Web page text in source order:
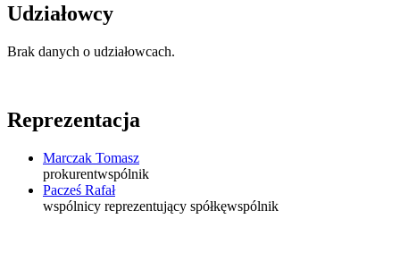
Udziałowcy
Brak danych o udziałowcach.
Reprezentacja
Marczak Tomasz
prokurentwspólnik
Pacześ Rafał
wspólnicy reprezentujący spółkęwspólnik